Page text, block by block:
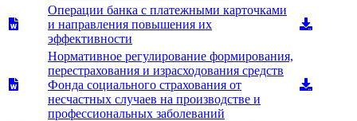
Операции банка с платежными карточками
и направления повышения их
эффективности
Нормативное регулирование формирования,
перестрахования и израсходования средств
Фонда социального страхования от
несчастных случаев на производстве и
профессиональных заболеваний